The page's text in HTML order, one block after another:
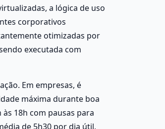
a lógica de uso
corporativos
otimizadas por
executada com
Em empresas, é
máxima durante boa
18h com pausas para
de 5h30 por dia útil,